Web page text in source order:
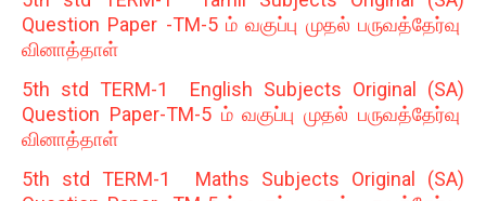
Question Paper -TM-5 ம் வகுப்பு முதல் பருவத்தேர்வு
வினாத்தாள்
5th std TERM-1 English Subjects Original (SA)
Question Paper-TM-5 ம் வகுப்பு முதல் பருவத்தேர்வு
வினாத்தாள்
5th std TERM-1 Maths Subjects Original (SA)